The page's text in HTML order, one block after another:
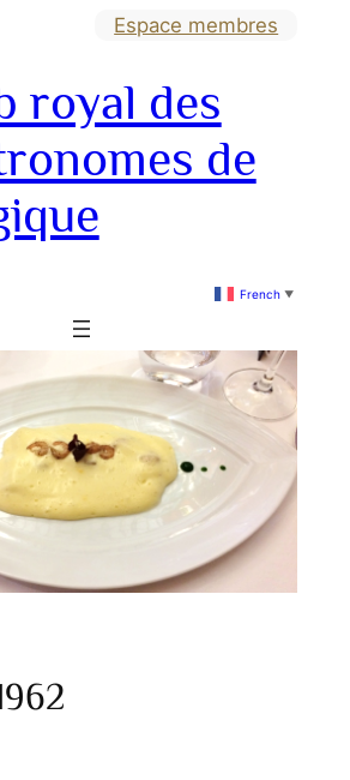
Espace membres
royal des
de
French ▼